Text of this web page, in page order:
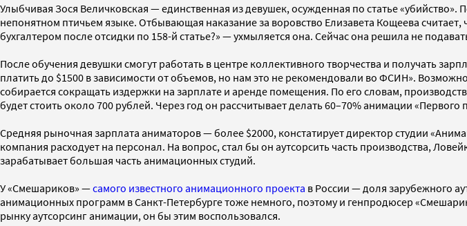
Улыбчивая Зося Величковская — единственная из девушек, осужденная по статье
непонятном птичьем языке. Отбывающая наказание за воровство Елизавета Кощеева
бухгалтером после отсидки по 158-й статье?» — ухмыляется она. Сейчас она решила не
После обучения девушки смогут работать в центре коллективного творчества и получать
платить до $1500 в зависимости от объемов, но нам это не рекомендовали во ФСИН».
собирается сокращать издержки на зарплате и аренде помещения. По его словам,
будет стоить около 700 рублей. Через год он рассчитывает делать 60–70% анимации «Первого
Средняя рыночная зарплата аниматоров — более $2000, констатирует директор студии
компания расходует на персонал. На вопрос, стал бы он аутсорсить часть производства,
зарабатывает большая часть анимационных студий.
У «Смешариков» —самого известного анимационного проекта в России — доля зарубежного
анимационных программ в Санкт-Петербурге тоже немного, поэтому и генпродюсер
рынку аутсорсинг анимации, он бы этим воспользовался.